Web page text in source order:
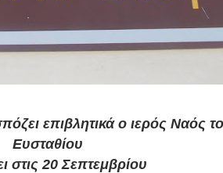
επιβλητικά ο ιερός Ναός
Ευσταθίου
στις 20 Σεπτεμβρίου